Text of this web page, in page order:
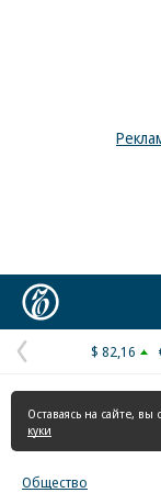
Предыдущая
страница
$ 82,16
Оставаясь на сайте, вы
куки
Общество